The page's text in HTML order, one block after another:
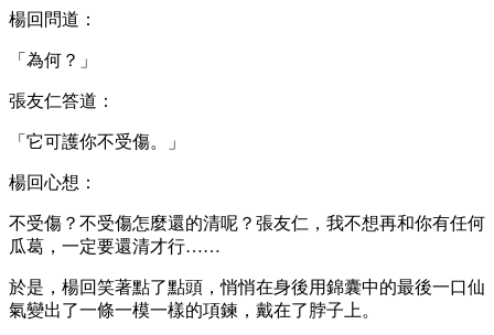
楊回問道：
「為何？」
張友仁答道：
「它可護你不受傷。」
楊回心想：
不受傷？不受傷怎麼還的清呢？張友仁，我不想再和你有任何
瓜葛，一定要還清才行……
於是，楊回笑著點了點頭，悄悄在身後用錦囊中的最後一口仙
氣變出了一條一模一樣的項鍊，戴在了脖子上。